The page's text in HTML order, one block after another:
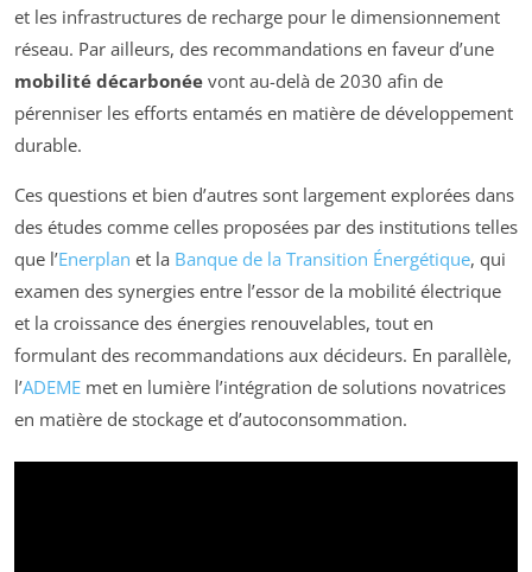
et les infrastructures de recharge pour le dimensionnement
réseau. Par ailleurs, des recommandations en faveur d’une
mobilité décarbonée vont au-delà de 2030 afin de
pérenniser les efforts entamés en matière de développement
durable.
Ces questions et bien d’autres sont largement explorées dans
des études comme celles proposées par des institutions telles
que l’Enerplan et la Banque de la Transition Énergétique, qui
examen des synergies entre l’essor de la mobilité électrique
et la croissance des énergies renouvelables, tout en
formulant des recommandations aux décideurs. En parallèle,
l’ADEME met en lumière l’intégration de solutions novatrices
en matière de stockage et d’autoconsommation.